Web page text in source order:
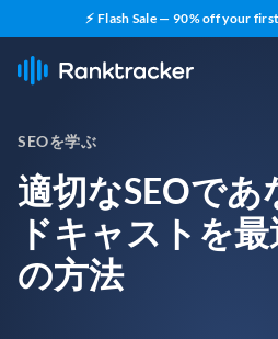
⚡ Flash Sale — 90% off your
SEOを学ぶ
適切なSEOであ
ドキャストを
の方法